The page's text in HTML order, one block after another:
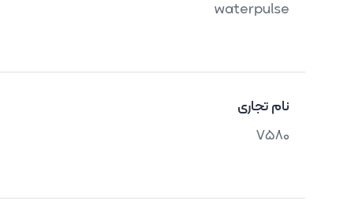
waterpulse
نام تجاری
V580